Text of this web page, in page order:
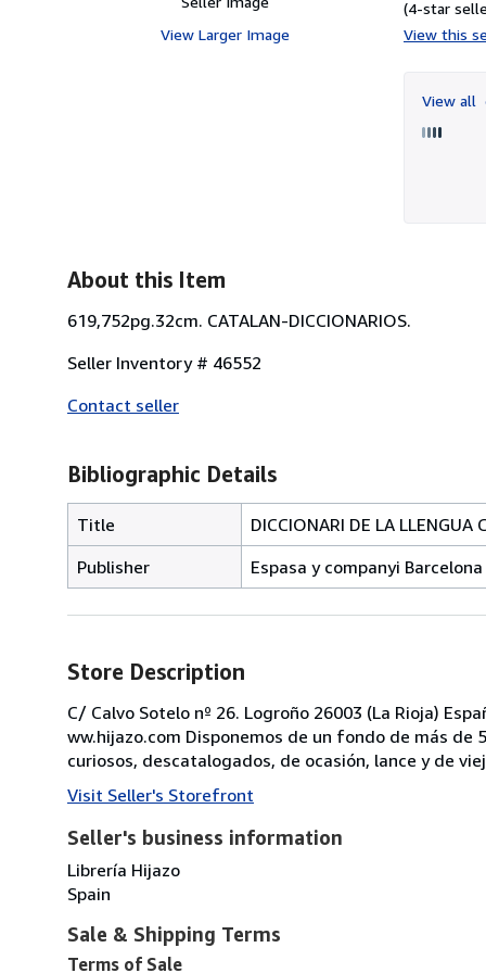
View Larger Image
(4-star
View this
View all
About this Item
619,752pg.32cm. CATALAN-DICCIONARIOS.
Seller Inventory # 46552
Contact seller
Bibliographic Details
Title
DICCIONARI DE LA
Publisher
Espasa y companyi
Store Description
C/ Calvo Sotelo nº 26. Logroño 26003 (La Rioja)
ww.hijazo.com Disponemos de un fondo de más de
curiosos, descatalogados, de ocasión, lance y de
Visit Seller's Storefront
Seller's business information
Librería Hijazo
Spain
Sale & Shipping Terms
Terms of Sale